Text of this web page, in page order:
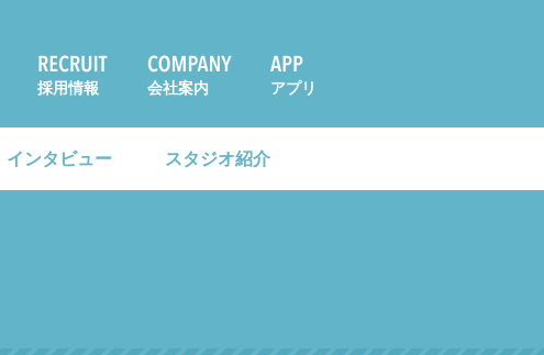
採用情報 会社案内 アプリ
インタビュー スタジオ紹介